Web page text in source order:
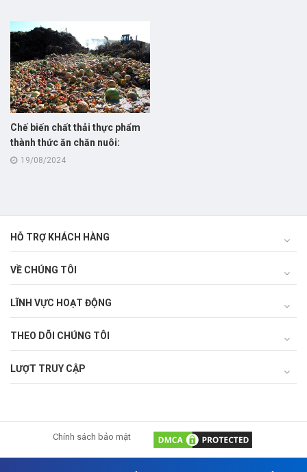
Chế biến chất thải thực phẩm
thành thức ăn chăn nuôi:
hướng đi mới giúp nâng cao
19/08/2024
HỖ TRỢ KHÁCH HÀNG
VỀ CHÚNG TÔI
LĨNH VỰC HOẠT ĐỘNG
THEO DÕI CHÚNG TÔI
LƯỢT TRUY CẬP
Chính sách bảo mật